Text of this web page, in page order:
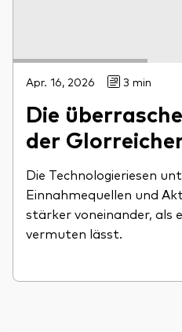
Apr. 16, 2026 3 min
Die
der
Die Technologieriesen
Einnahmequellen und
stärker voneinander, als
vermuten lässt.